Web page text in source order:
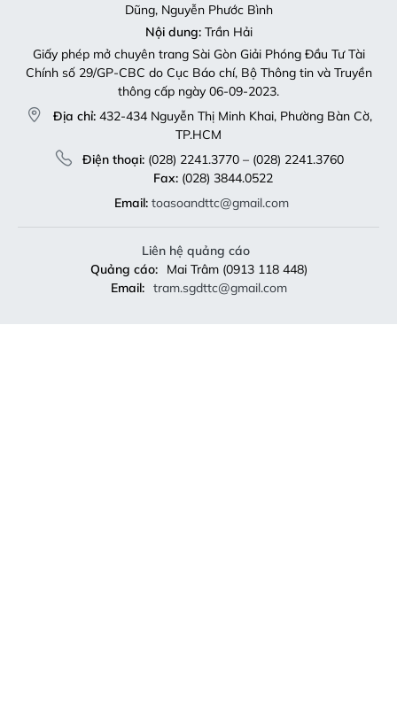
Dũng, Nguyễn Phước Bình
Nội dung:Trần Hải
Giấy phép mở chuyên trang Sài Gòn Giải Phóng Đầu Tư Tài
Chính số 29/GP-CBC do Cục Báo chí, Bộ Thông tin và Truyền
thông cấp ngày 06-09-2023.
Địa chỉ: 432-434 Nguyễn Thị Minh Khai, Phường Bàn Cờ,
TP.HCM
Điện thoại:(028) 2241.3770 – (028) 2241.3760
Fax:(028) 3844.0522
Email: toasoandttc@gmail.com
Liên hệ quảng cáo
Quảng cáo:
Mai Trâm (0913 118 448)
Email: tram.sgdttc@gmail.com